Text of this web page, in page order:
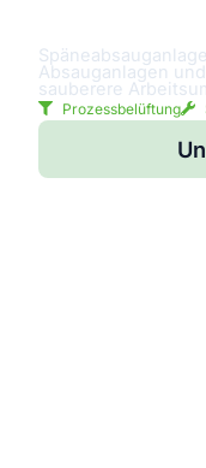
Absauganlagen
sauberere
Prozessbelüftung